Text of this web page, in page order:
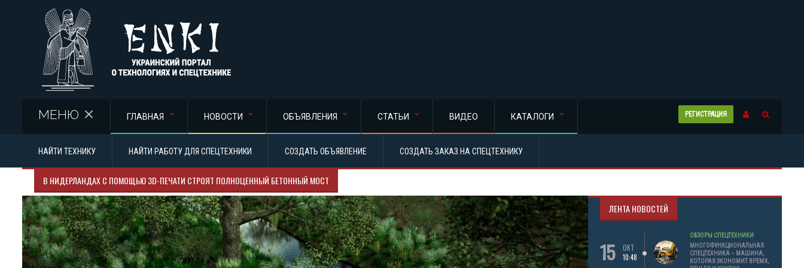
РЕГИСТРАЦИЯ
МЕНЮ ГЛАВНАЯ НОВОСТИ ОБЪЯВЛЕНИЯ СТАТЬИ ВИДЕО КАТАЛОГИ
НАЙТИ ТЕХНИКУ НАЙТИ РАБОТУ ДЛЯ СПЕЦТЕХНИКИ СОЗДАТЬ ОБЪЯВЛЕНИЕ СОЗДАТЬ ЗАКАЗ НА СПЕЦТЕХНИКУ
В НИДЕРЛАНДАХ С ПОМОЩЬЮ 3D-ПЕЧАТИ СТРОЯТ ПОЛНОЦЕННЫЙ БЕТОННЫЙ МОСТ
ЛЕНТА НОВОСТЕЙ
15
ОКТ
10:48
ОБЗОРЫ СПЕЦТЕХНИКИ
МНОГОФУНКЦИОНАЛЬНАЯ
СПЕЦТЕХНИКА – МАШИНА,
КОТОРАЯ ЭКОНОМИТ ВРЕМЯ,